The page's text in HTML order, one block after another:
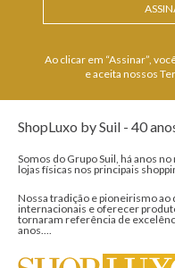
Ao clicar em “Assinar”,
e aceita nossos
ShopLuxo by Suil - 40
Somos do Grupo Suil, há anos
lojas físicas nos principais
Nossa tradição e pioneirismo
internacionais e oferecer
tornaram referência de
anos....